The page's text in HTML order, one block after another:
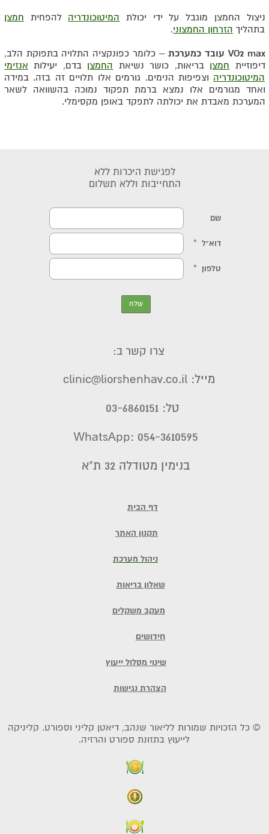
ניצול החמצן מוגבל על ידי יכולת המיטוכונדריה להפחית חמצן
בתהליך הזרחון החמצוני.
VO2 max עובד כמערכת
– כלומר כפונקציה התלויה בתפוקת הלב,
דיפוזיית חמצן בריאות, כושר נשיאת החמצן בדם, יעילות אנזימי
המיטוכונדריה וצפיפות הנימים. גורמים אלו תלויים זה בזה. במידה
ואחד מגורמים אלו נמצא ברמת תפקוד נמוכה בהשוואה לשאר
המערכת מאבדת את יכולתה לתפקד באופן מקסימלי.
© כל הזכויות שמורות לליאור שנהב, דיאטן קליני וספורט. קליניקה
לייעוץ בתזונת ספורט והרזיה.
דף הבית
תקנון האתר
ניהול מערכת
שאלון בריאות
מעקב משקלים
חידושים
שינוי מסלול ייעוץ
הצהרת נגישות
לפגישת היכרות ללא
התחייבות וללא תשלום
בנימין מטודלה 32 ת"א
צרו קשר ב:
מייל: clinic@liorshenhav.co.il
טל: 03-6860151
WhatsApp: 054-3610595